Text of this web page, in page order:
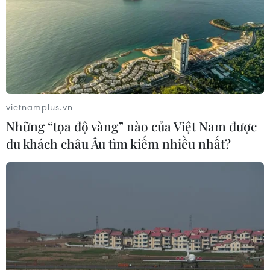
kỷ đi từ 'không đến có'
02/09/2021 03:36
Qua gần nửa thế kỷ, PVN đã làm chủ được công nghệ,
vietnamplus.vn
Những “tọa độ vàng” nào của Việt Nam được
du khách châu Âu tìm kiếm nhiều nhất?